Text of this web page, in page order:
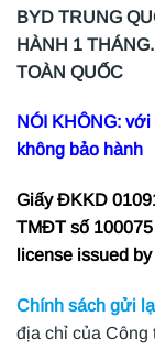
BYD TRUNG
HÀNH 1
TOÀN QUỐC
NÓI KHÔNG:
không bảo hành
Giấy ĐKKD
TMĐT số
license issued
Chính sách gửi
địa chỉ của Công